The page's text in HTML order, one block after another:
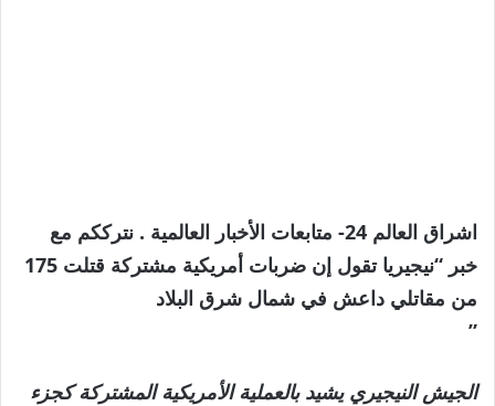
اشراق العالم 24- متابعات الأخبار العالمية . نترككم مع
خبر “نيجيريا تقول إن ضربات أمريكية مشتركة قتلت 175
من مقاتلي داعش في شمال شرق البلاد
”
الجيش النيجيري يشيد بالعملية الأمريكية المشتركة كجزء